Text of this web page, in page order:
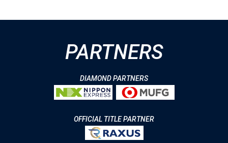
PARTNERS
DIAMOND PARTNERS
OFFICIAL TITLE PARTNER